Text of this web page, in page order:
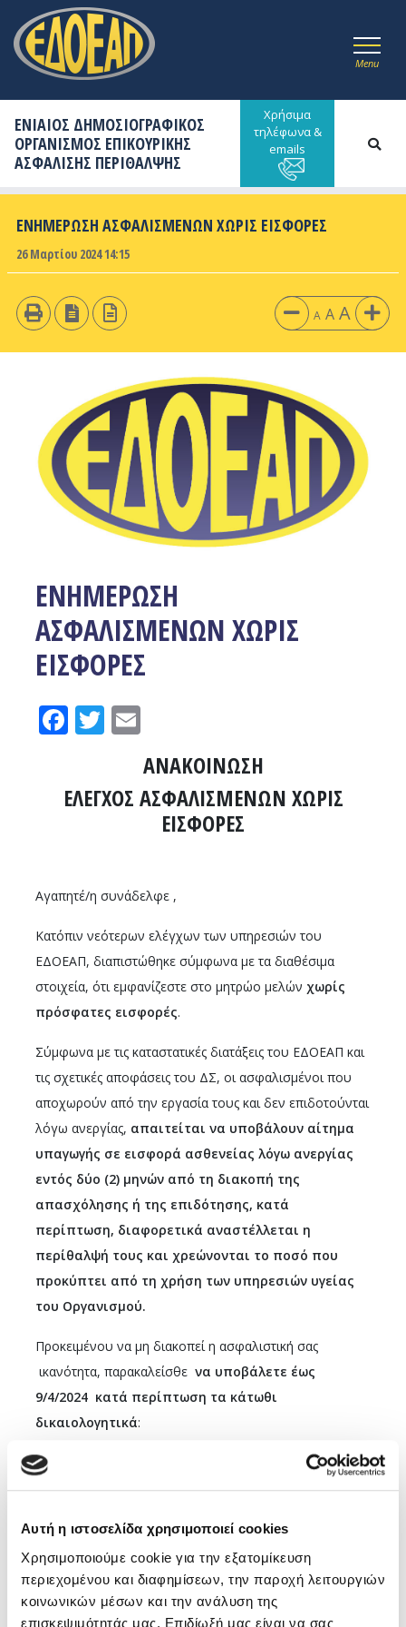
Αυτή η ιστοσελίδα χρησιμοποιεί cookies
Χρησιμοποιούμε cookie για την εξατομίκευση
περιεχομένου και διαφημίσεων, την παροχή λειτουργιών
κοινωνικών μέσων και την ανάλυση της
επισκεψιμότητάς μας. Επιδίωξή μας είναι να σας
Menu
ΕΝΙΑΙΟΣ ΔΗΜΟΣΙΟΓΡΑΦΙΚΟΣ
ΟΡΓΑΝΙΣΜΟΣ ΕΠΙΚΟΥΡΙΚΗΣ
ΑΣΦΑΛΙΣΗΣ ΠΕΡΙΘΑΛΨΗΣ
Χρήσιμα
τηλέφωνα &
emails
ΕΝΗΜΕΡΩΣΗ ΑΣΦΑΛΙΣΜΕΝΩΝ ΧΩΡΙΣ ΕΙΣΦΟΡΕΣ
26 Μαρτίου 2024 14:15
A A A
ΕΝΗΜΕΡΩΣΗ
ΑΣΦΑΛΙΣΜΕΝΩΝ ΧΩΡΙΣ
ΕΙΣΦΟΡΕΣ
Facebook
Twitter
ΑΝΑΚΟΙΝΩΣΗ
ΕΛΕΓΧΟΣ ΑΣΦΑΛΙΣΜΕΝΩΝ ΧΩΡΙΣ
ΕΙΣΦΟΡΕΣ
Αγαπητέ/η συνάδελφε ,
Κατόπιν νεότερων ελέγχων των υπηρεσιών του
ΕΔΟΕΑΠ, διαπιστώθηκε σύμφωνα με τα διαθέσιμα
στοιχεία, ότι εμφανίζεστε στο μητρώο μελών χωρίς
πρόσφατες εισφορές.
Σύμφωνα με τις καταστατικές διατάξεις του ΕΔΟΕΑΠ και
τις σχετικές αποφάσεις του ΔΣ, οι ασφαλισμένοι που
αποχωρούν από την εργασία τους και δεν επιδοτούνται
λόγω ανεργίας, απαιτείται να υποβάλουν αίτημα
υπαγωγής σε εισφορά ασθενείας λόγω ανεργίας
εντός δύο (2) μηνών από τη διακοπή της
απασχόλησης ή της επιδότησης, κατά
περίπτωση, διαφορετικά αναστέλλεται η
περίθαλψή τους και χρεώνονται το ποσό που
προκύπτει από τη χρήση των υπηρεσιών υγείας
του Οργανισμού.
Προκειμένου να μη διακοπεί η ασφαλιστική σας
ικανότητα, παρακαλείσθε να υποβάλετε έως
9/4/2024 κατά περίπτωση τα κάτωθι
δικαιολογητικά:
Απασχολούμενοι
κρατήσεις υπέρ ΕΔΟΕΑΠ ή αναγγελία πρόσληψης
σε εργοδότη υπόχρεο σε απόδοση εισφορών
στον Οργανισμό (εφόσον είναι πρόσφατη)
ΦΕΚ διορισμού (για απασχολούμενους στο